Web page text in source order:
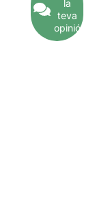
la
teva
opinió